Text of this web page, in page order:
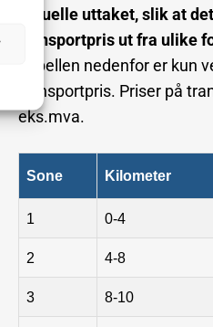
aktuelle uttaket, slik at
transportpris ut fra ulike
Tabellen nedenfor er kun
transportpris. Priser på
eks.mva.
Sone Kilometer
1 0-4
2 4-8
3 8-10